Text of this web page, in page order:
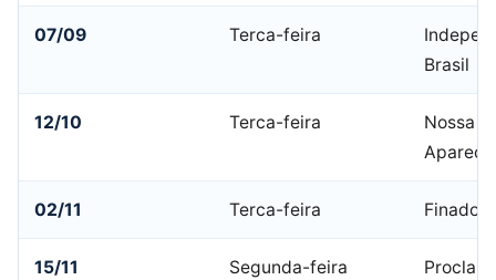
07/09 Terca-feira
Brasil
12/10 Terca-feira
Nossa
02/11 Terca-feira Finados
15/11 Segunda-feira